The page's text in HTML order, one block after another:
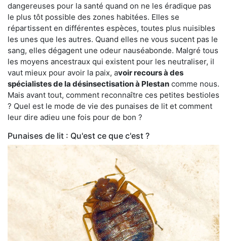
dangereuses pour la santé quand on ne les éradique pas
le plus tôt possible des zones habitées. Elles se
répartissent en différentes espèces, toutes plus nuisibles
les unes que les autres. Quand elles ne vous sucent pas le
sang, elles dégagent une odeur nauséabonde. Malgré tous
les moyens ancestraux qui existent pour les neutraliser, il
vaut mieux pour avoir la paix, avoir recours à des
spécialistes de la désinsectisation à Plestan comme nous.
Mais avant tout, comment reconnaître ces petites bestioles
? Quel est le mode de vie des punaises de lit et comment
leur dire adieu une fois pour de bon ?
Punaises de lit : Qu'est ce que c'est ?